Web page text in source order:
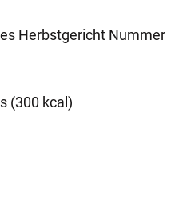
Herbstgericht Nummer
(300 kcal)